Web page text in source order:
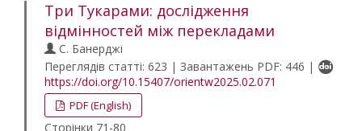
Три Тукарами: дослідження
відмінностей між перекладами
С. Банерджі
Переглядів статті: 623 | Завантажень PDF: 446 |
https://doi.org/10.15407/orientw2025.02.071
PDF (English)
Сторінки 71-80